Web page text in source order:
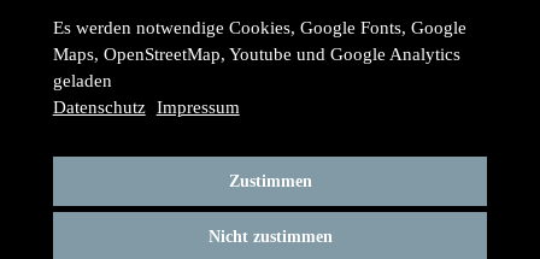
Es werden notwendige Cookies, Google Fonts, Google
Maps, OpenStreetMap, Youtube und Google Analytics
geladen
Datenschutz Impressum
Zustimmen
Nicht zustimmen